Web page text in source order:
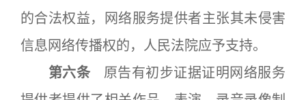
的合法权益，网络服务提供者主张其未侵害
信息网络传播权的，人民法院应予支持。
第六条 原告有初步证据证明网络服务